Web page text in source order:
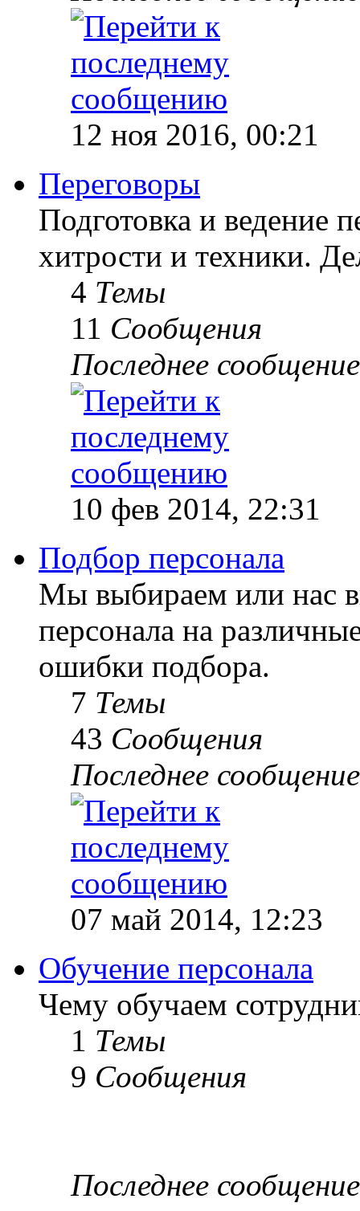
12 ноя 2016, 00:21
Переговоры
Подготовка и ведение
хитрости и техники.
4 Темы
11 Сообщения
Последнее сообщение
10 фев 2014, 22:31
Подбор персонала
Мы выбираем или нас
персонала на
ошибки подбора.
7 Темы
43 Сообщения
Последнее сообщение
07 май 2014, 12:23
Обучение персонала
Чему обучаем
1 Темы
9 Сообщения
Последнее сообщение